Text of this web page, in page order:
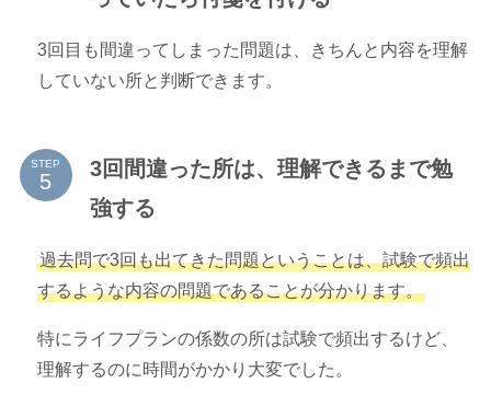
3回目も間違ってしまった問題は、きちんと内容を理解
していない所と判断できます。
STEP
3回間違った所は、理解できるまで勉
強する
過去問で3回も出てきた問題ということは、試験で頻出
するような内容の問題であることが分かります。
特にライフプランの係数の所は試験で頻出するけど、
理解するのに時間がかかり大変でした。